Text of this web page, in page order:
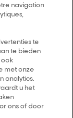
navigation
te
te bieden
ook
met onze
analytics.
u het
ons of door